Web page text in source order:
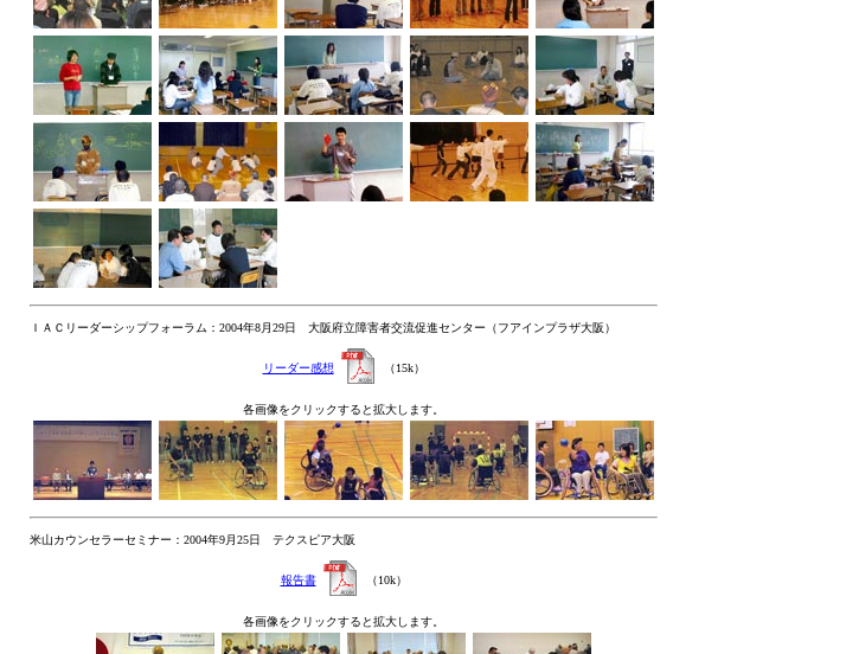
ＩＡＣリーダーシップフォーラム：2004年8月29日 大阪府立障害者交流促進センター（フアインプラザ大阪）
リーダー感想 （15k）
各画像をクリックすると拡大します。
米山カウンセラーセミナー：2004年9月25日 テクスピア大阪
報告書 （10k）
各画像をクリックすると拡大します。